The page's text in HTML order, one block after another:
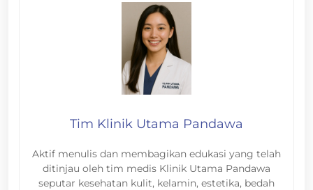
Tim Klinik Utama Pandawa
Aktif menulis dan membagikan edukasi yang telah
ditinjau oleh tim medis Klinik Utama Pandawa
seputar kesehatan kulit, kelamin, estetika, bedah